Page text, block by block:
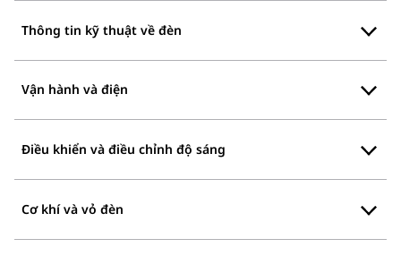
Thông tin kỹ thuật về đèn
Vận hành và điện
Điều khiển và điều chỉnh độ sáng
Cơ khí và vỏ đèn